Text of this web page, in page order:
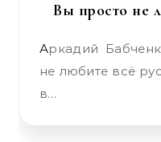
Вы просто не
Аркадий Бабченко Фраза «вы просто
не любите всё
в…